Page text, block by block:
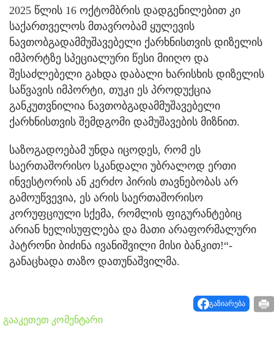
2025 წლის 16 ოქტომბრის დადგენილებით კი
საქართველოს მთავრობამ ყულევის
ნავთობგადამმუშავებელი ქარხნისთვის დიზელის
იმპორტზე სპეციალური წესი მიიღო და
შესაძლებელი გახდა დაბალი ხარისხის დიზელის
საწვავის იმპორტი, თუკი ეს პროდუქცია
განკუთვნილია ნავთობგადამმუშავებელი
ქარხნისთვის შემდგომი დამუშავების მიზნით.
საზოგადოებამ უნდა იცოდეს, რომ ეს
საერთაშორისო სკანდალი უბრალოდ ერთი
ინვესტორის ან კერძო პირის თავნებობას არ
გამოუწვევია, ეს არის საერთაშორისო
კორუფციული სქემა, რომლის ფიგურანტებიც
არიან ხელისუფლება და მათი არაფორმალური
პატრონი ბიძინა ივანიშვილი მისი ბანკით!“-
განაცხადა თაზო დათუნაშვილმა.
გაზიარება
გააკეთეთ კომენტარი